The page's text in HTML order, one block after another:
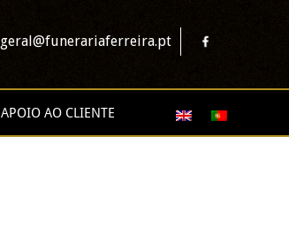
geral@funerariaferreira.pt
APOIO AO CLIENTE